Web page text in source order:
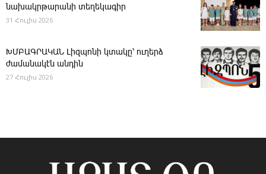
նախակրթարանի տեղեկագիր
31 Հուլիս 2026
ԽՄԲԱԳՐԱԿԱՆ ­Լիզպոնի կտակը՝ ուղերձ
ժամանակէն անդին
27 Հուլիս 2026